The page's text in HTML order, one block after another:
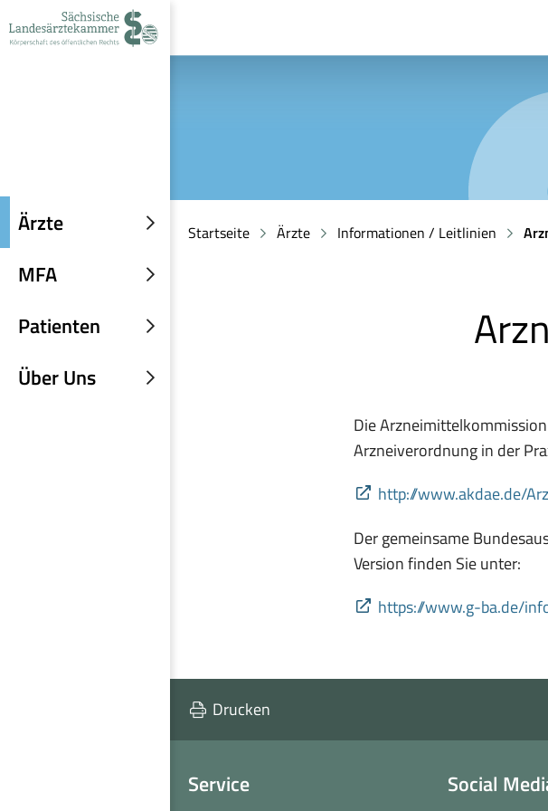
Navigation
Suche
Inhalt
Ärzte
Untermenü
MFA
Untermenü
Patienten
Untermenü
Über Uns
Untermenü
Startseite Ärzte Informationen / Leitlinien
Die
Arzneiverordnung in der
http://www.akdae.de/
Der gemeinsame
Version finden Sie unter:
https://www.g-ba.de/
Drucken
Service Social